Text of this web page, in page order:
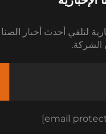
لتلقي أحدث أخبار
الشركة.